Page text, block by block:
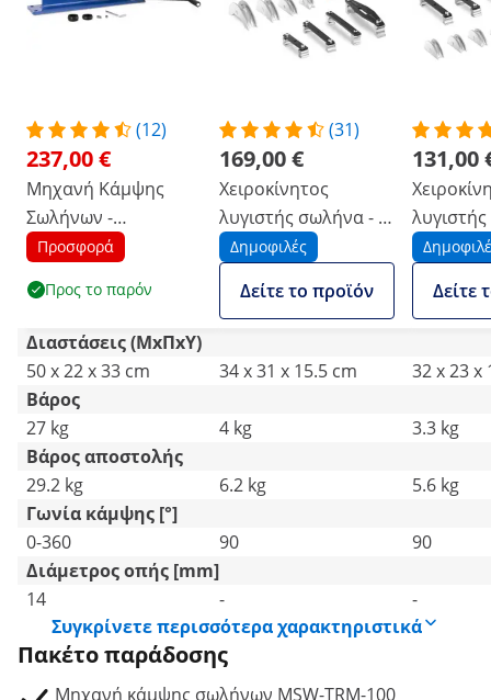
(12)
237,00 €
Μηχανή Κάμψης
Σωλήνων -
χειροκίνητα -
έως Ø 38 mm
Προσφορά
Προς το παρόν
(31)
169,00 €
Χειροκίνητος
λυγιστής σωλήνα - Ø
16 - 32 mm -
χειροκίνητος - έως
90°
Δημοφιλές
Δείτε το προϊόν
131,00
10 - 22
90°Δείτε
Διαστάσεις (ΜxΠxΥ)
50 x 22 x 33 cm
34 x 31 x 15.5 cm
32 x 23 x
Βάρος
27 kg
4 kg
3.3 kg
Βάρος αποστολής
29.2 kg
6.2 kg
5.6 kg
Γωνία κάμψης [°]
0-360
90
90
Διάμετρος οπής [mm]
14
-
-
Συγκρίνετε περισσότερα χαρακτηριστικά
Πακέτο παράδοσης
Μηχανή κάμψης σωλήνων MSW-TRM-100